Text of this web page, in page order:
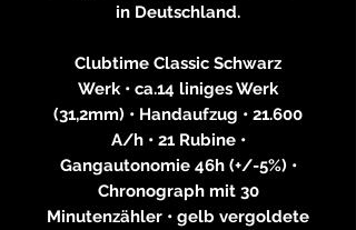
in Deutschland.
Clubtime Classic Schwarz
Werk • ca.14 liniges Werk
(31,2mm) • Handaufzug • 21.600
A/h • 21 Rubine •
Gangautonomie 46h (+/-5%) •
Chronograph mit 30
Minutenzähler • gelb vergoldete